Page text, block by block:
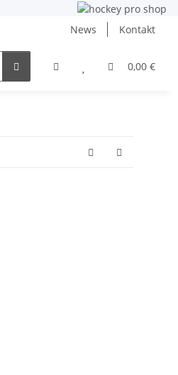
News Kontakt
0,00 €
NHL und DEB Angebote